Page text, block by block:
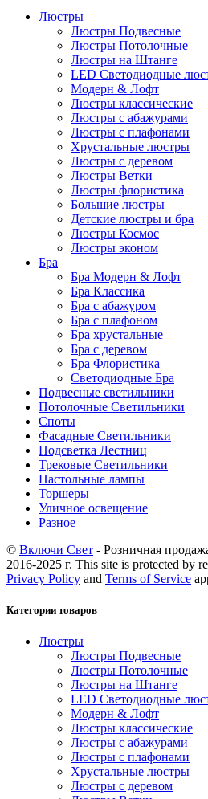
Люстры
Люстры Подвесные
Люстры Потолочные
Люстры на Штанге
LED Светодиодные
Модерн & Лофт
Люстры классические
Люстры с абажурами
Люстры с плафонами
Хрустальные люстры
Люстры с деревом
Люстры Ветки
Люстры флористика
Большие люстры
Детские люстры и бра
Люстры Космос
Люстры эконом
Бра
Бра Модерн & Лофт
Бра Классика
Бра с абажуром
Бра с плафоном
Бра хрустальные
Бра с деревом
Бра Флористика
Светодиодные Бра
Подвесные светильники
Потолочные Светильники
Споты
Фасадные Светильники
Подсветка Лестниц
Трековые Светильники
Настольные лампы
Торшеры
Уличное освещение
Разное
© Включи Свет - Розничная
2016-2025 г. This site is protected by
Privacy Policy and Terms of Service
Категории товаров
Люстры
Люстры Подвесные
Люстры Потолочные
Люстры на Штанге
LED Светодиодные
Модерн & Лофт
Люстры классические
Люстры с абажурами
Люстры с плафонами
Хрустальные люстры
Люстры с деревом